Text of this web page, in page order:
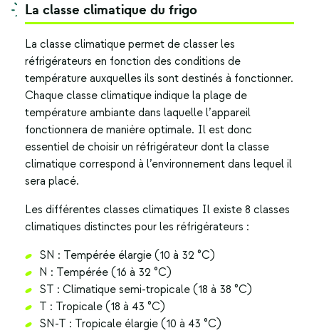
La classe climatique du frigo
La classe climatique permet de classer les
réfrigérateurs en fonction des conditions de
température auxquelles ils sont destinés à fonctionner.
Chaque classe climatique indique la plage de
température ambiante dans laquelle l’appareil
fonctionnera de manière optimale. Il est donc
essentiel de choisir un réfrigérateur dont la classe
climatique correspond à l’environnement dans lequel il
sera placé.
Les différentes classes climatiques Il existe 8 classes
climatiques distinctes pour les réfrigérateurs :
SN : Tempérée élargie (10 à 32 °C)
N : Tempérée (16 à 32 °C)
ST : Climatique semi-tropicale (18 à 38 °C)
T : Tropicale (18 à 43 °C)
SN-T : Tropicale élargie (10 à 43 °C)